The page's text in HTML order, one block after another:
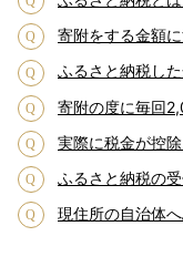
寄附をする金額
ふるさと納税し
寄附の度に毎回
実際に税金が控
ふるさと納税の
現住所の自治体